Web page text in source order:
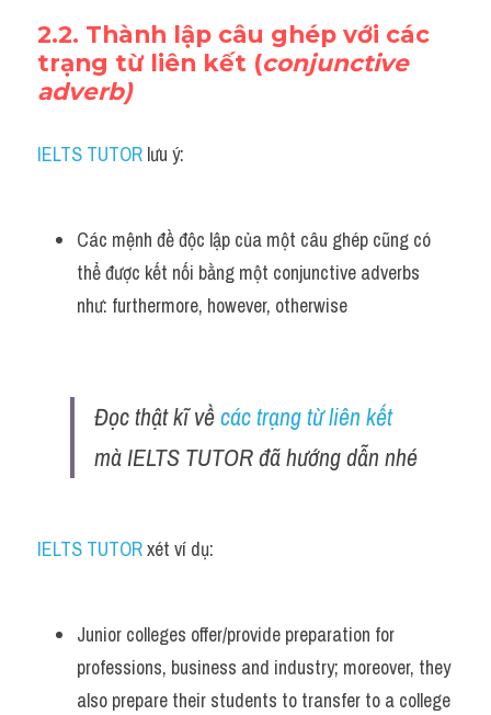
2.2. Thành lập câu ghép với các
trạng từ liên kết (conjunctive
adverb)
IELTS TUTOR lưu ý:
Các mệnh đề độc lập của một câu ghép cũng có
thể được kết nối bằng một conjunctive adverbs
như: furthermore, however, otherwise
Đọc thật kĩ về
các trạng từ liên kết
IELTS TUTOR xét ví dụ:
Junior colleges offer/provide preparation for
professions, business and industry; moreover, they
also prepare their students to transfer to a college